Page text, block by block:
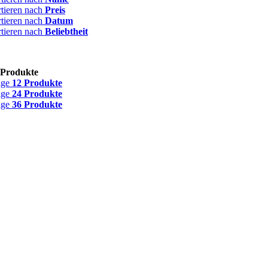
nach Preis
nach Datum
nach Beliebtheit
12 Produkte
24 Produkte
36 Produkte